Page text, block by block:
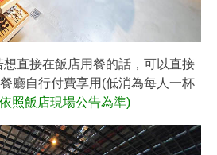
直接在飯店用餐的話，可以直接
廳自行付費享用(低消為每人一杯
照飯店現場公告為準)